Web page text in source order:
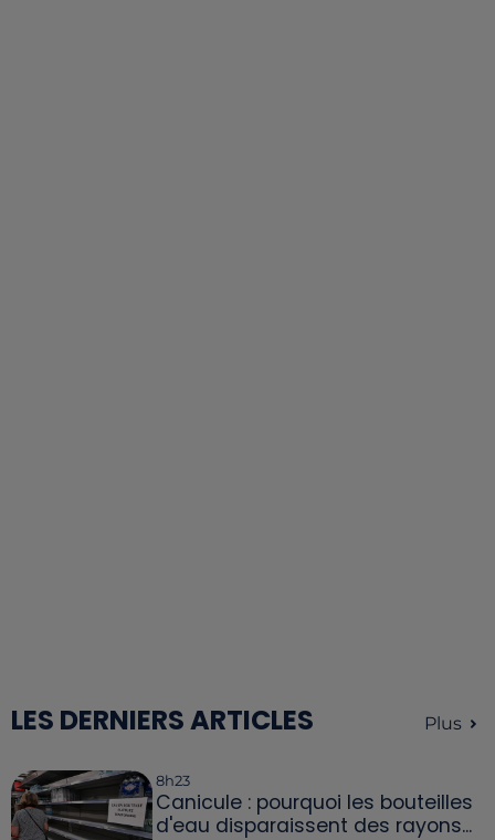
LES DERNIERS ARTICLES Plus
8h23
Canicule : pourquoi les bouteilles
d'eau disparaissent des rayons...